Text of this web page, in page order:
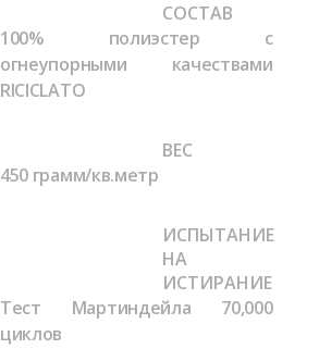
СОСТАВ
100% полиэстер с
огнеупорными качествами
RICICLATO
ВЕС
450 грамм/кв.метр
ИСПЫТАНИЕ
НА
ИСТИРАНИЕ
Тест Мартиндейла 70,000
циклов